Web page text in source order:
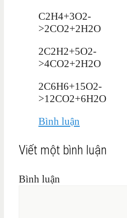
C2H4+3O2-
>2CO2+2H2O
2C2H2+5O2-
>4CO2+2H2O
2C6H6+15O2-
>12CO2+6H2O
Bình luận
Viết một bình luận
Bình luận